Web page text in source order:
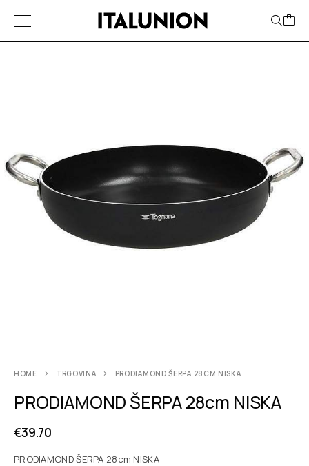
HOME TRGOVINA PRODIAMOND ŠERPA 28CM NISKA
PRODIAMOND ŠERPA 28cm NISKA
€39.70
PRODIAMOND ŠERPA 28cm NISKA